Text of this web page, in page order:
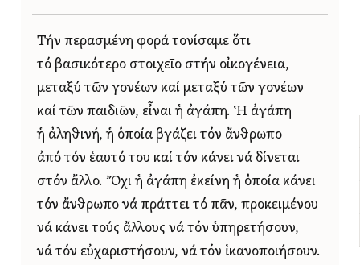
Τήν περασμένη φορά τονίσαμε ὅτι
τό βασικότερο στοιχεῖο στήν οἰκογένεια,
μεταξύ τῶν γονέων καί μεταξύ τῶν γονέων
καί τῶν παιδιῶν, εἶναι ἡ ἀγάπη. Ἡ ἀγάπη
ἡ ἀληθινή, ἡ ὁποία βγάζει τόν ἄνθρωπο
ἀπό τόν ἑαυτό του καί τόν κάνει νά δίνεται
στόν ἄλλο. Ὄχι ἡ ἀγάπη ἐκείνη ἡ ὁποία κάνει
τόν ἄνθρωπο νά πράττει τό πᾶν, προκειμένου
νά κάνει τούς ἄλλους νά τόν ὑπηρετήσουν,
νά τόν εὐχαριστήσουν, νά τόν ἱκανοποιήσουν.